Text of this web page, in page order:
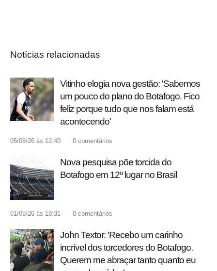
Notícias relacionadas
Vitinho elogia nova gestão: 'Sabemos
um pouco do plano do Botafogo. Fico
feliz porque tudo que nos falam está
acontecendo'
05/08/26 às 12:40 0 comentários
Nova pesquisa põe torcida do
Botafogo em 12º lugar no Brasil
01/08/26 às 18:31 0 comentários
John Textor: 'Recebo um carinho
incrível dos torcedores do Botafogo.
Querem me abraçar tanto quanto eu